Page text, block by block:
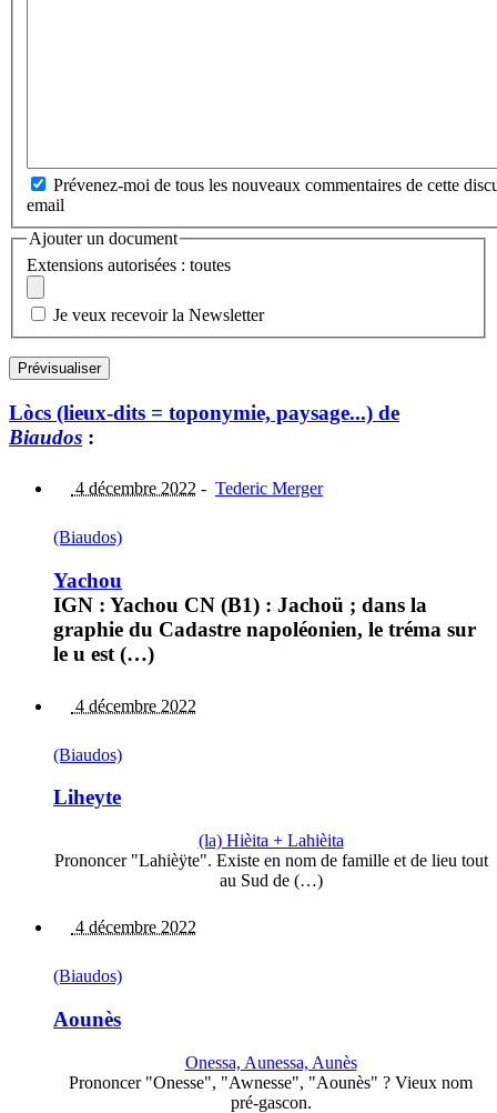
Prévenez-moi de tous les nouveaux commentaires de cette
email
Ajouter un document
Extensions autorisées : toutes
Je veux recevoir la Newsletter
Lòcs (lieux-dits = toponymie, paysage...) de
Biaudos :
4 décembre 2022 - Tederic Merger
(Biaudos)
Yachou
IGN : Yachou CN (B1) : Jachoü ; dans la
graphie du Cadastre napoléonien, le tréma sur
le u est (…)
4 décembre 2022
(Biaudos)
Liheyte
(la) Hièita + Lahièita
Prononcer "Lahièÿte". Existe en nom de famille et de lieu tout
au Sud de (…)
4 décembre 2022
(Biaudos)
Aounès
Onessa, Aunessa, Aunès
Prononcer "Onesse", "Awnesse", "Aounès" ? Vieux nom
pré-gascon.